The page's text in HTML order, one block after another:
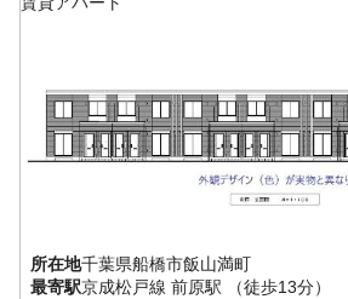
所在地千葉県船橋市飯山満町
最寄駅京成松戸線 前原駅
（徒歩13分）